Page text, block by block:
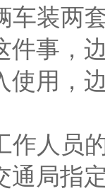
车装两
件事，
使用，
作人员
通局指